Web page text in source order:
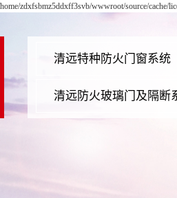
zdxfsbmz5ddxff3svb/wwwroot/source/cache/
清远特种防火门窗系统
清远防火玻璃门及隔断